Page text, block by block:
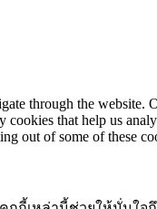
through the website.
that help us
out of some of these